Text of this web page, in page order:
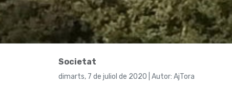
Societat
dimarts, 7 de juliol de 2020 | Autor: AjTora